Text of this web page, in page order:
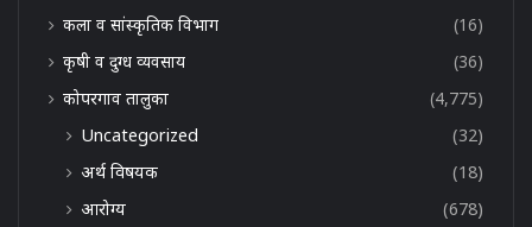
कला व सांस्कृतिक विभाग
(16)
कृषी व दुग्ध व्यवसाय
(36)
कोपरगाव तालुका
(4,775)
Uncategorized
(32)
अर्थ विषयक
(18)
आरोग्य
(678)